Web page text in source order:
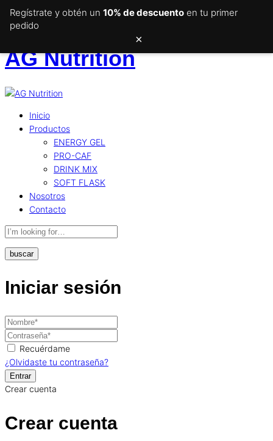
Regístrate y obtén un 10% de descuento en tu primer
pedido
×
AG Nutrition
Inicio
Productos
ENERGY GEL
PRO-CAF
DRINK MIX
SOFT FLASK
Nosotros
Contacto
buscar
Iniciar sesión
Recuérdame
¿Olvidaste tu contraseña?
Crear cuenta
Crear cuenta